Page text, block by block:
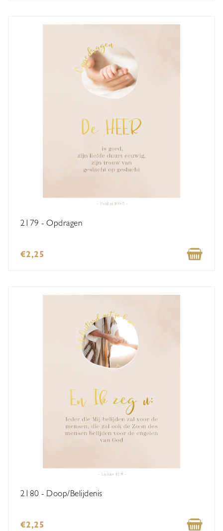
2179 - Opdragen
€2,25
2180 - Doop/Belijdenis
€2,25